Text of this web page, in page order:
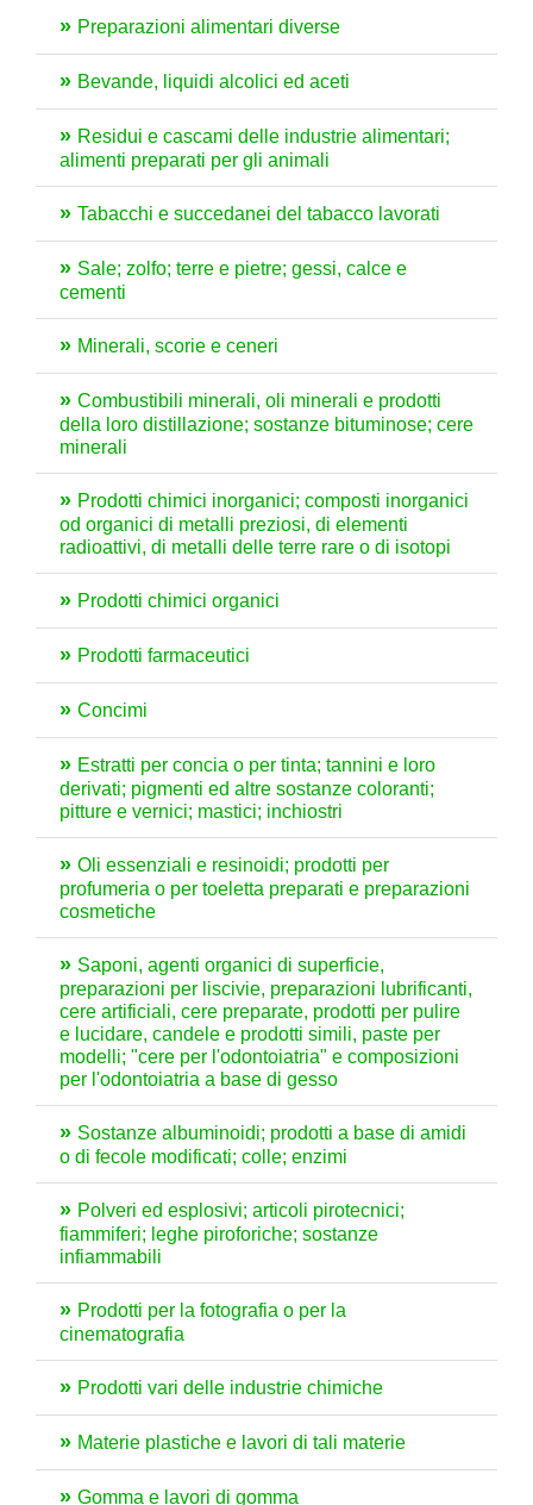
Preparazioni alimentari diverse
Bevande, liquidi alcolici ed aceti
Residui e cascami delle industrie alimentari;
alimenti preparati per gli animali
Tabacchi e succedanei del tabacco lavorati
Sale; zolfo; terre e pietre; gessi, calce e
cementi
Minerali, scorie e ceneri
Combustibili minerali, oli minerali e prodotti
della loro distillazione; sostanze bituminose; cere
minerali
Prodotti chimici inorganici; composti inorganici
od organici di metalli preziosi, di elementi
radioattivi, di metalli delle terre rare o di isotopi
Prodotti chimici organici
Prodotti farmaceutici
Concimi
Estratti per concia o per tinta; tannini e loro
derivati; pigmenti ed altre sostanze coloranti;
pitture e vernici; mastici; inchiostri
Oli essenziali e resinoidi; prodotti per
profumeria o per toeletta preparati e preparazioni
cosmetiche
Saponi, agenti organici di superficie,
preparazioni per liscivie, preparazioni lubrificanti,
cere artificiali, cere preparate, prodotti per pulire
e lucidare, candele e prodotti simili, paste per
modelli; "cere per l'odontoiatria" e composizioni
per l'odontoiatria a base di gesso
Sostanze albuminoidi; prodotti a base di amidi
o di fecole modificati; colle; enzimi
Polveri ed esplosivi; articoli pirotecnici;
fiammiferi; leghe piroforiche; sostanze
infiammabili
Prodotti per la fotografia o per la
cinematografia
Prodotti vari delle industrie chimiche
Materie plastiche e lavori di tali materie
Gomma e lavori di gomma